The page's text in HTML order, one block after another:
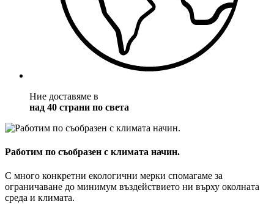
Ние доставяме в
над 40 страни по света
Работим по съобразен с климата начин.
С много конкретни екологични мерки спомагаме за
ограничаване до минимум въздействието ни върху околната
среда и климата.